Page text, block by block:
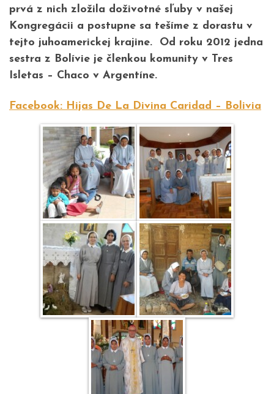
prvá z nich zložila doživotné sľuby v našej
Kongregácii a postupne sa tešíme z dorastu v
tejto juhoamerickej krajine. Od roku 2012 jedna
sestra z Bolívie je členkou komunity v Tres
Isletas – Chaco v Argentíne.
Facebook: Hijas De La Divina Caridad – Bolivia